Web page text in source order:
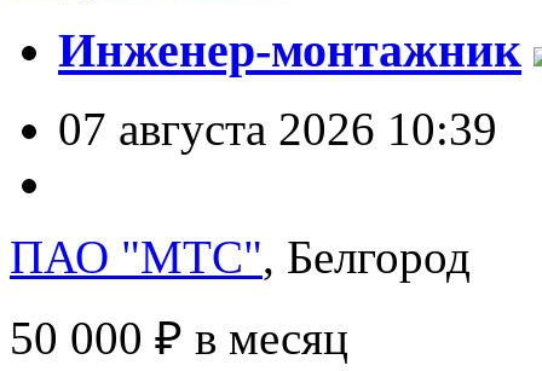
Инженер-монтажник
07 августа 2026 10:39
ПАО "МТС", Белгород
50 000 ₽ в месяц